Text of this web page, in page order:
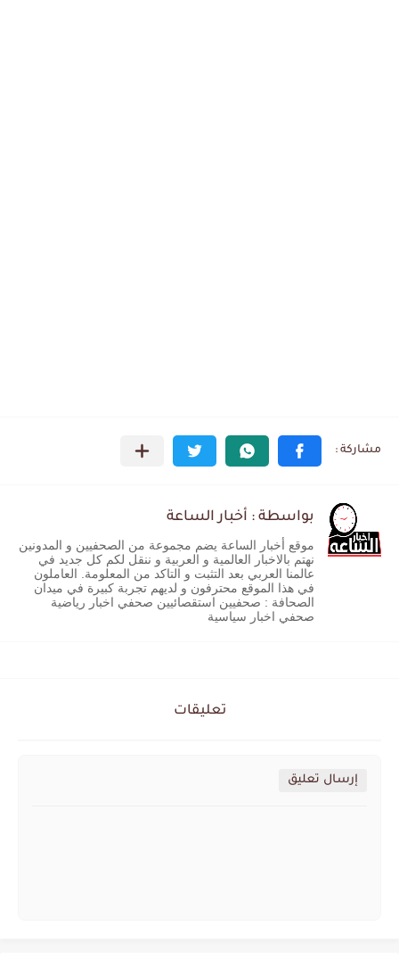
بواسطة : أخبار الساعة
موقع أخبار الساعة يضم مجموعة من الصحفيين و المدونين
نهتم بالاخبار العالمية و العربية و ننقل لكم كل جديد في
عالمنا العربي بعد التثبت و التاكد من المعلومة. العاملون
في هذا الموقع محترفون و لديهم تجربة كبيرة في ميدان
الصحافة : صحفيين استقصائيين صحفي اخبار رياضية
صحفي اخبار سياسية
تعليقات
إرسال تعليق